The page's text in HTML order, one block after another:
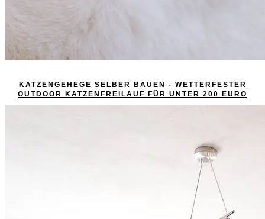
KATZENGEHEGE SELBER BAUEN - WETTERFESTER
OUTDOOR KATZENFREILAUF FÜR UNTER 200 EURO